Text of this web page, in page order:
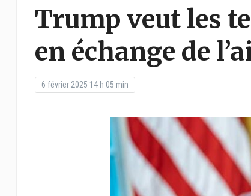
Trump veut les
en échange de
6 février 2025 14 h 05 min